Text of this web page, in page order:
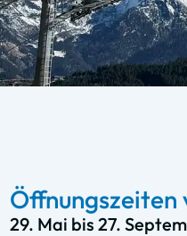
29. Mai bis 27.